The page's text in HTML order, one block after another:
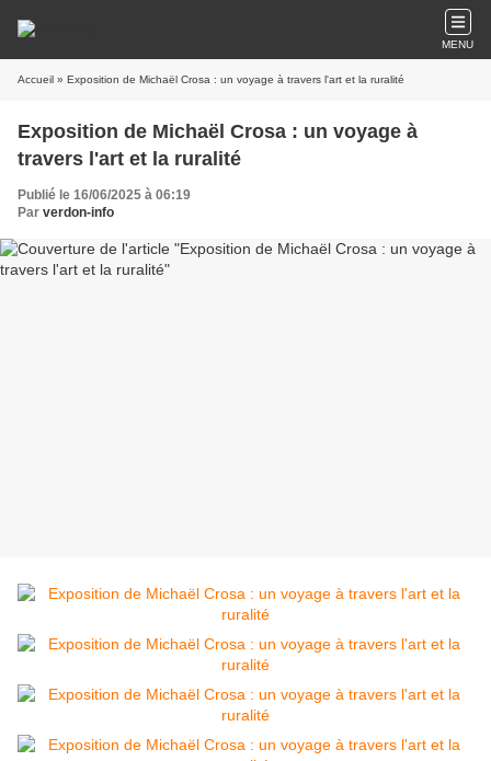
MENU
Accueil » Exposition de Michaël Crosa : un voyage à travers l'art et la ruralité
Exposition de Michaël Crosa : un voyage à
travers l'art et la ruralité
Publié le 16/06/2025 à 06:19
Par verdon-info